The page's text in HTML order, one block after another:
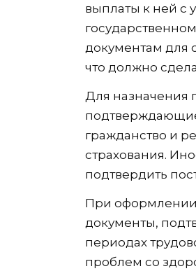
выплаты к ней с
документам для
что должно
Для назначения
подтверждающие
гражданство и
страхования.
подтвердить
При оформлении
документы,
периодах
проблем со